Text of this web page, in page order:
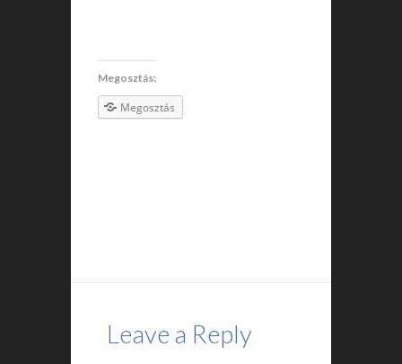
Megosztás:
Megosztás
Leave a Reply